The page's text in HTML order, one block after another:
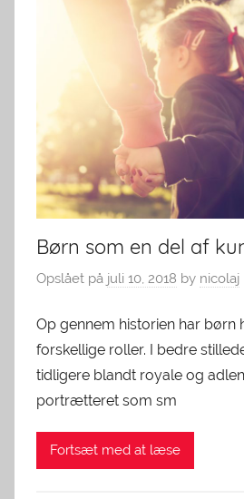
Børn som en del af
Opslået på juli 10, 2018 by nicolaj
Op gennem historien har børn
forskellige roller. I bedre
tidligere blandt royale og
portrætteret som sm
Fortsæt med at læse